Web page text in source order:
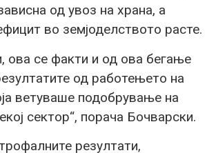
од увоз на храна, а
во земјоделството расте.
ова се факти и од ова бегање
од работењето на
ветуваше подобрување на
сектор“, порача Бочварски.
резултати,